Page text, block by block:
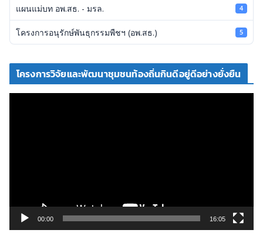
แผนแม่บท อพ.สธ. - มรล. 4
โครงการอนุรักษ์พันธุกรรมพืชฯ (อพ.สธ.) 5
โครงการวิจัยและพัฒนาชุมชนท้องถิ่นกินดีอยู่ดีอย่างยั่งยืน
ดี
00:00 16:05